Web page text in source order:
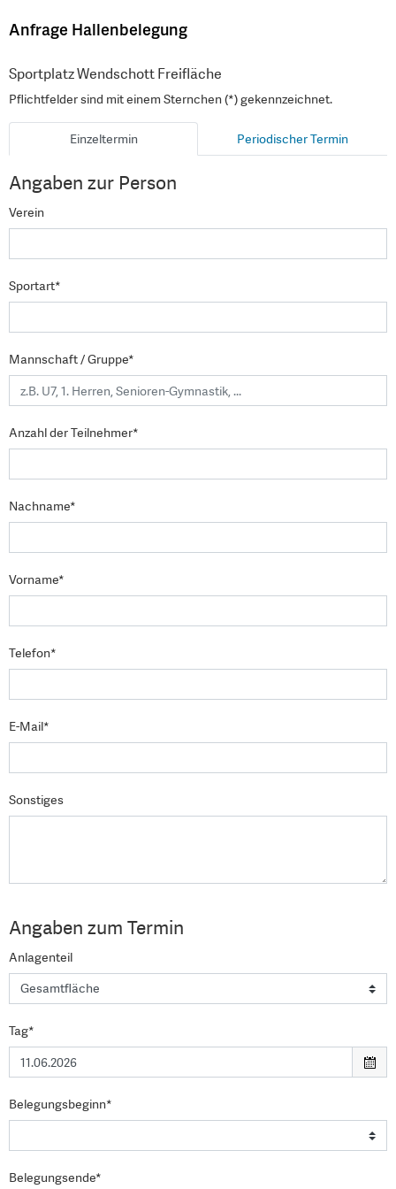
Anfrage Hallenbelegung
Sportplatz Wendschott Freifläche
Pflichtfelder sind mit einem Sternchen (*) gekennzeichnet.
Einzeltermin Periodischer Termin
Angaben zur Person
Verein
Sportart*
Mannschaft / Gruppe*
Anzahl der Teilnehmer*
Nachname*
Vorname*
Telefon*
E-Mail*
Sonstiges
Angaben zum Termin
Anlagenteil
Tag*
Belegungsbeginn*
Belegungsende*